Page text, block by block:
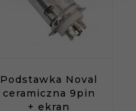
Podstawka Noval
ceramiczna 9pin
+ ekran